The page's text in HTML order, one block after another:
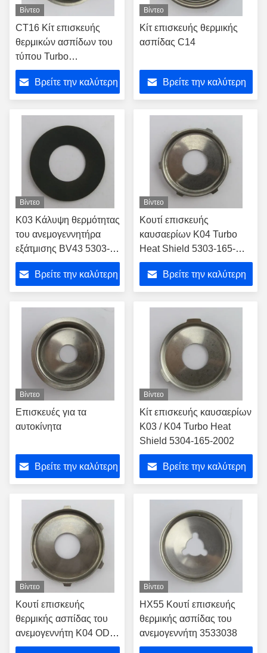
Βίντεο
CT16 Κίτ επισκευής
θερμικών ασπίδων του
τύπου Turbo
Εναλλακτικά αξεσουάρ
Εκπομπή για 17201-
30030 17201-30120
Τυποφόρτιση
Βρείτε την καλύτερη
Βίντεο
Κίτ επισκευής θερμικής
ασπίδας C14
Βρείτε την καλύτερη
Βίντεο
K03 Κάλυψη θερμότητας
του ανεμογεννητήρα
εξάτμισης BV43 5303-
970-0122/ 5303-970-
0137/ 5303-970-0139
Βρείτε την καλύτερη
Βίντεο
Κουτί επισκευής
καυσαερίων K04 Turbo
Heat Shield 5303-165-
2015
Βρείτε την καλύτερη
Βίντεο
Επισκευές για τα
αυτοκίνητα
Βρείτε την καλύτερη
Βίντεο
Κίτ επισκευής καυσαερίων
K03 / K04 Turbo Heat
Shield 5304-165-2002
Βρείτε την καλύτερη
Βίντεο
Κουτί επισκευής
θερμικής ασπίδας του
ανεμογεννήτη K04 OD
56,8 mm ID 18,5 mm H
Βίντεο
HX55 Κουτί επισκευής
θερμικής ασπίδας του
ανεμογεννήτη 3533038